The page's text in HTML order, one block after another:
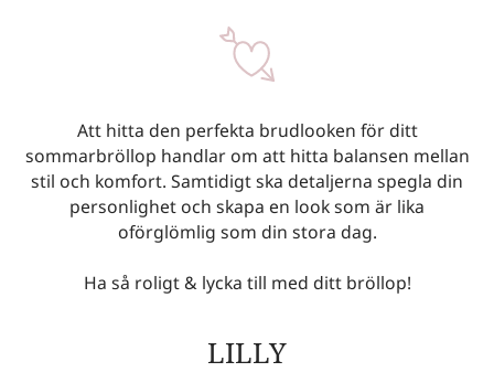
Att hitta den perfekta brudlooken för ditt
sommarbröllop handlar om att hitta balansen mellan
stil och komfort. Samtidigt ska detaljerna spegla din
personlighet och skapa en look som är lika
oförglömlig som din stora dag.
Ha så roligt & lycka till med ditt bröllop!
LILLY